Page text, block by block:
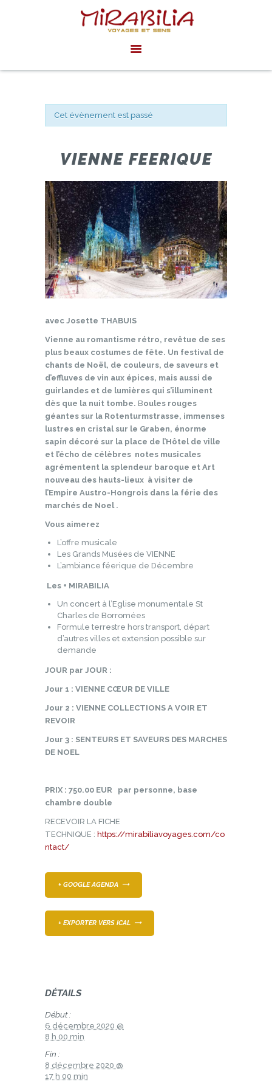
MIRABILIA VOYAGES
ACCUEIL
INSPIRATIONS
ACTUALITÉS
PRIVÉES SUR
MESURE
Cet évènement est passé
VIENNE FEERIQUE
avec Josette THABUIS
Vienne au romantisme rétro, revêtue de ses
plus beaux costumes de fête. Un festival de
chants de Noël, de couleurs, de saveurs et
d’effluves de vin aux épices, mais aussi de
guirlandes et de lumières qui s’illuminent
dès que la nuit tombe. Boules rouges
géantes sur la Rotenturmstrasse, immenses
lustres en cristal sur le Graben, énorme
sapin décoré sur la place de l’Hôtel de ville
et l’écho de célèbres notes musicales
agrémentent la splendeur baroque et Art
nouveau des hauts-lieux à visiter de
l’Empire Austro-Hongrois dans la férie des
marchés de Noel .
Vous aimerez
L’offre musicale
Les Grands Musées de VIENNE
L’ambiance féerique de Décembre
Les + MIRABILIA
Un concert à l’Eglise monumentale St
Charles de Borromées
Formule terrestre hors transport, départ
d’autres villes et extension possible sur
demande
JOUR par JOUR :
Jour 1 : VIENNE CŒUR DE VILLE
Jour 2 : VIENNE COLLECTIONS A VOIR ET
REVOIR
Jour 3 : SENTEURS ET SAVEURS DES MARCHES
DE NOEL
PRIX : 750.00 EUR par personne, base
chambre double
RECEVOIR LA FICHE
TECHNIQUE : https://mirabiliavoyages.com/co
ntact/
+ GOOGLE AGENDA
+ EXPORTER VERS ICAL
DÉTAILS
Début :
6 décembre 2020 @
8 h 00 min
Fin :
8 décembre 2020 @
17 h 00 min